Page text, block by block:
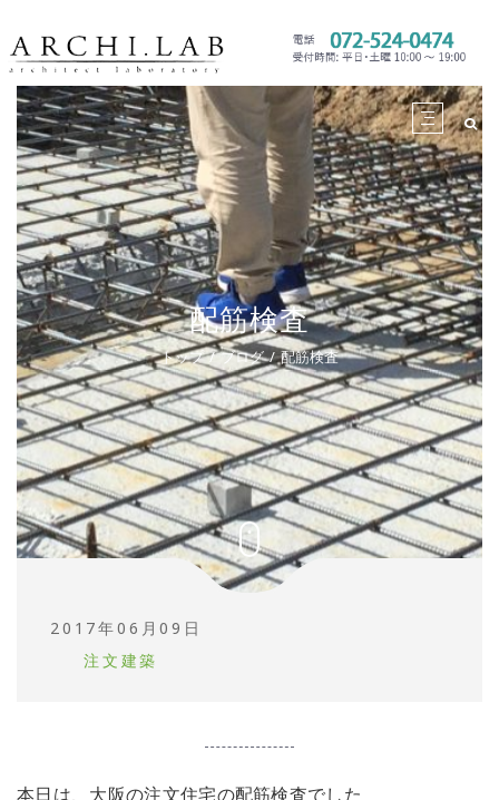
配筋検査
トップ ブログ 配筋検査
2017年06月09日
注文建築
本日は、大阪の注文住宅の配筋検査でした